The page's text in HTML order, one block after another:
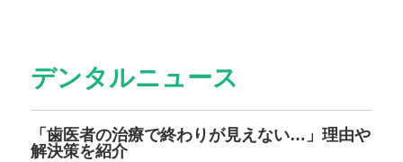
デンタルニュース
「歯医者の治療で終わりが見えない…」理由や
解決策を紹介